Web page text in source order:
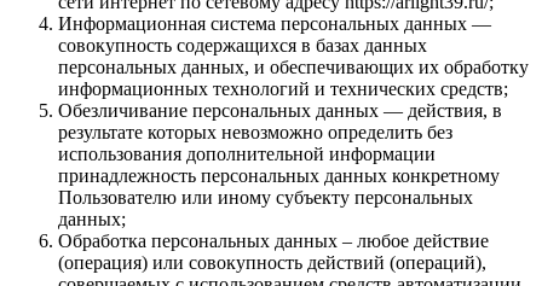
Информационная система персональных данных —
совокупность содержащихся в базах данных
персональных данных, и обеспечивающих их обработку
информационных технологий и технических средств;
Обезличивание персональных данных — действия, в
результате которых невозможно определить без
использования дополнительной информации
принадлежность персональных данных конкретному
Пользователю или иному субъекту персональных
данных;
Обработка персональных данных – любое действие
(операция) или совокупность действий (операций),